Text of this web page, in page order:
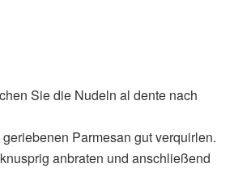
Sie die Nudeln al dente nach
Parmesan gut verquirlen.
anbraten und anschließend